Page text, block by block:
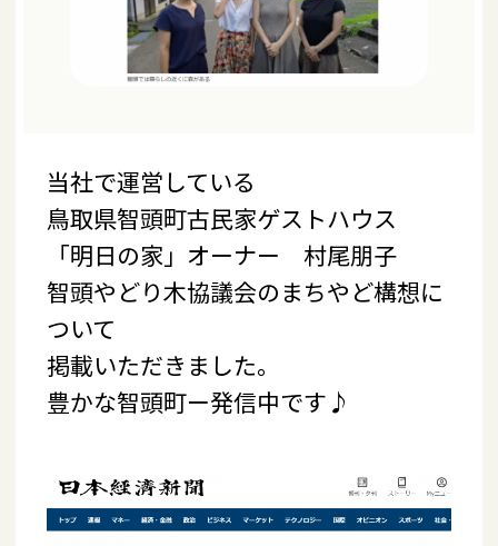
当社で運営している
鳥取県智頭町古民家ゲストハウス
「明日の家」オーナー 村尾朋子
智頭やどり木協議会のまちやど構想に
ついて
掲載いただきました。
豊かな智頭町ー発信中です♪